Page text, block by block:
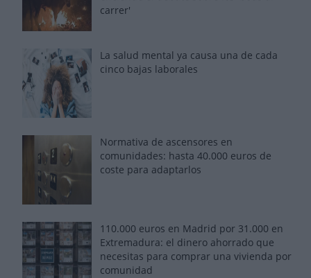
carrer'
La salud mental ya causa una de cada
cinco bajas laborales
Normativa de ascensores en
comunidades: hasta 40.000 euros de
coste para adaptarlos
110.000 euros en Madrid por 31.000 en
Extremadura: el dinero ahorrado que
necesitas para comprar una vivienda por
comunidad